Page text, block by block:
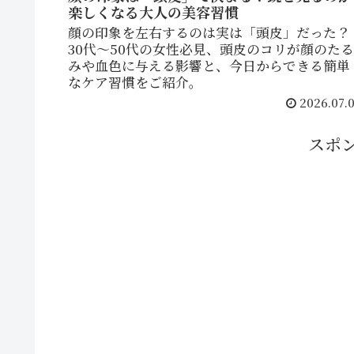
楽しくなる大人の美容習慣
顔の印象を左右するのは実は「頭皮」だった？
30代〜50代の女性必見、頭皮のコリが顔のたる
みや血色に与える影響と、今日からできる簡単
なケア習慣をご紹介。
スポ